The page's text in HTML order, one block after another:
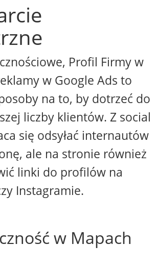
Profil Firmy w
w Google Ads to
na to, by dotrzeć do
liczby klientów. Z social
się odsyłać internautów
ale na stronie również
linki do profilów na
Instagramie.
w Mapach